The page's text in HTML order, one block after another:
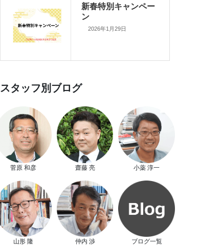
新春特別キャンペー
ン
2026年1月29日
スタッフ別ブログ
菅原 和彦 齋藤 亮 小薬 淳一
山形 隆 仲内 渉 ブログ一覧